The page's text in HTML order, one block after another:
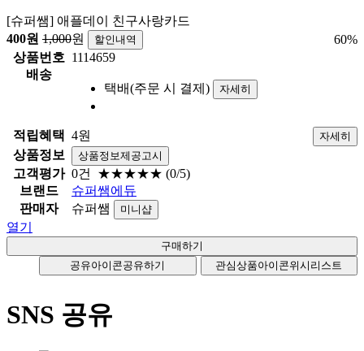
[슈퍼쌤] 애플데이 친구사랑카드
400원 1,000원 할인내역 60%
상품번호 1114659
배송
택배(주문 시 결제)
자세히
적립혜택 4원 자세히
상품정보 상품정보제공고시
고객평가 0건 ★★★★★ (0/5)
브랜드
슈퍼쌤에듀
판매자
슈퍼쌤 미니샵
열기
공유아이콘공유하기 관심상품아이콘위시리스트
SNS 공유